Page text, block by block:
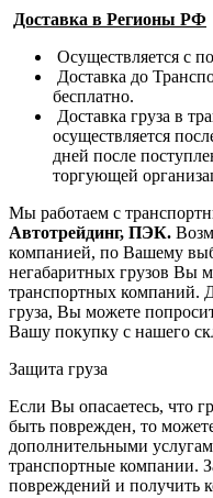
Доставка в Регионы РФ
Осуществляется с
Доставка до
бесплатно.
Доставка груза в
осуществляется
дней после
торгующей
Мы работаем с
Автотрейдинг, ПЭК.
компанией, по Вашему
негабаритных грузов Вы
транспортных компаний.
груза, Вы можете
Вашу покупку с нашего
Защита груза
Если Вы опасаетесь, что
быть поврежден, то
дополнительными
транспортные компании.
повреждений и получить